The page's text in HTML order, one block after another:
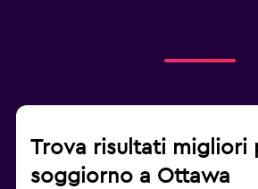
Trova risultati migliori
soggiorno a Ottawa